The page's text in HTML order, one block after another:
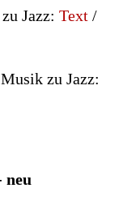
Jazz: Text/
zu Jazz:
neu